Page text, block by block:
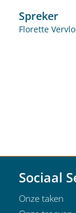
Spreker
Florette
Sociaal
Onze taken